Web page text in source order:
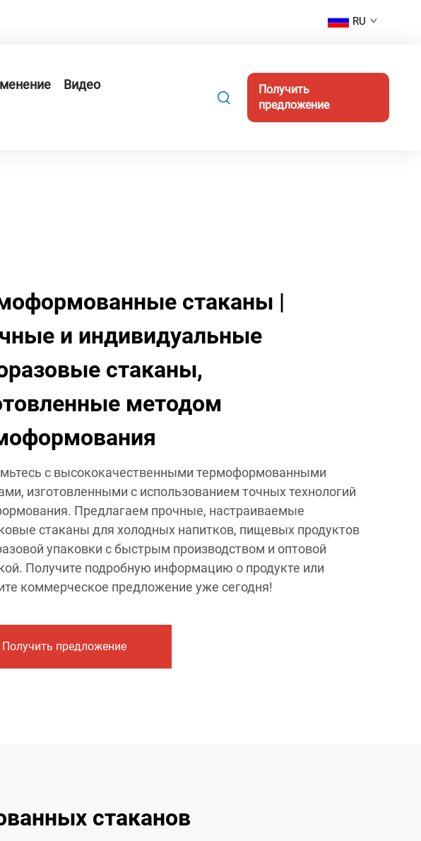
RU
Видео
Получить
предложение
стаканы |
и индивидуальные
стаканы,
методом
с высококачественными термоформованными
изготовленными с использованием точных технологий
Предлагаем прочные, настраиваемые
стаканы для холодных напитков, пищевых продуктов
упаковки с быстрым производством и оптовой
Получите подробную информацию о продукте или
коммерческое предложение уже сегодня!
Получить предложение
стаканов